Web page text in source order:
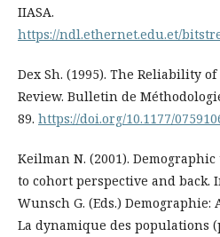
IIASA.
https://ndl.ethernet.edu.et/
Dex Sh. (1995). The Reliability
Review. Bulletin de
89. https://doi.org/10.1177/
Keilman N. (2001).
to cohort perspective and back.
Wunsch G. (Eds.) Demographie:
La dynamique des populations